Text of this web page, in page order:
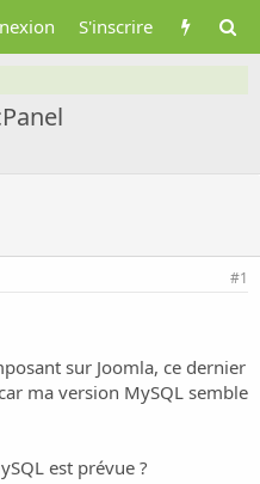
S'inscrire
#1
sur Joomla, ce dernier
ma version MySQL semble
est prévue ?